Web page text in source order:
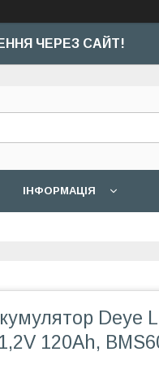
ЧЕРЕЗ САЙТ!
ІНФОРМАЦІЯ
Deye
120Ah,